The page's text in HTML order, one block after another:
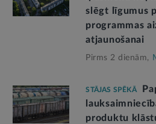
slēgt līgumus
programmas
atjaunošanai
Pirms 2 dienām,
STĀJAS SPĒKĀ
produktu